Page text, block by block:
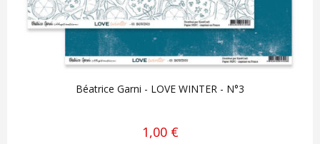
Béatrice Garni - LOVE WINTER - N°3
1,00 €